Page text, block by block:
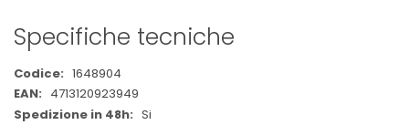
Specifiche tecniche
Maggiori
Informazioni
1648904
4713120923949
Si